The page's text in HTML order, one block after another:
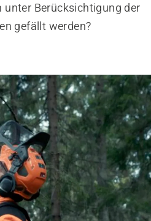
unter Berücksichtigung der
gefällt werden?